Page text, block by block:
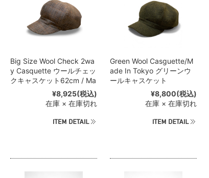
Big Size Wool Check 2wa
y Casquette ウールチェッ
クキャスケット62cm / Ma
¥8,925(税込)
在庫 × 在庫切れ
Green Wool Casguette/M
ade In Tokyo グリーンウ
ールキャスケット
¥8,800(税込)
在庫 × 在庫切れ